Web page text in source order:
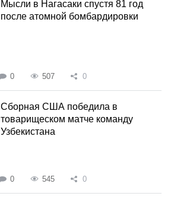
Мысли в Нагасаки спустя 81 год
после атомной бомбардировки
0 507 0
Сборная США победила в
товарищеском матче команду
Узбекистана
0 545 0